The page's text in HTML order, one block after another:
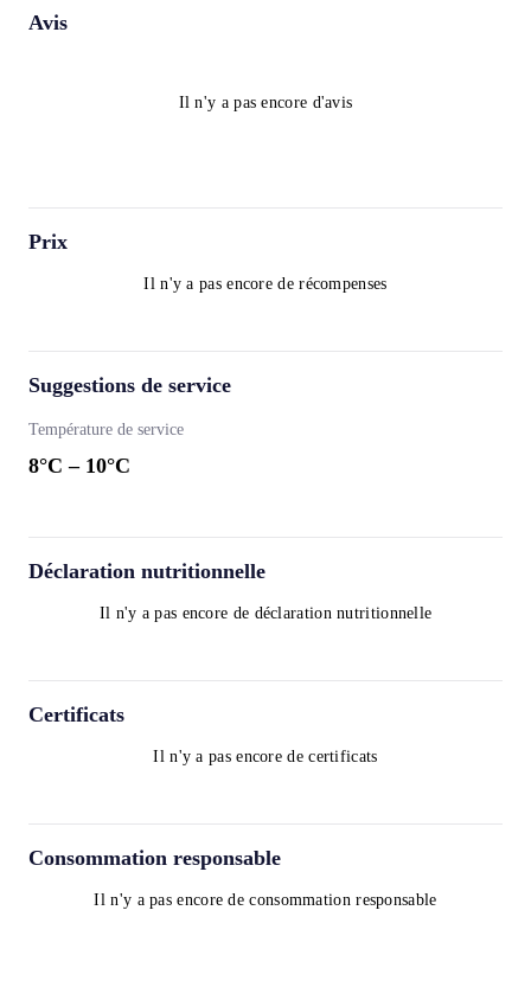
Avis
Il n'y a pas encore d'avis
Prix
Il n'y a pas encore de récompenses
Suggestions de service
Température de service
8°C – 10°C
Déclaration nutritionnelle
Il n'y a pas encore de déclaration nutritionnelle
Certificats
Il n'y a pas encore de certificats
Consommation responsable
Il n'y a pas encore de consommation responsable